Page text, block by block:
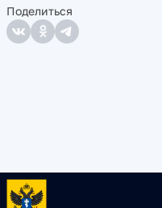
Поделиться